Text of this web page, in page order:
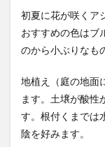
初夏に花が咲くア
おすすめの色はブ
のから小ぶりなも
地植え（庭の地面
ます。土壌が酸性
す。根付くまでは
陰を好みます。